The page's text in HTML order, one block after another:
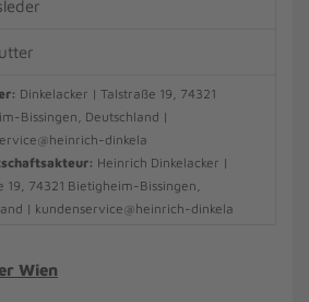
Dinkelacker | Talstraße 19, 74321
Bissingen, Deutschland |
dinkela
Heinrich Dinkelacker |
19, 74321 Bietigheim-Bissingen,
| kundenservice@heinrich-dinkela
Wien